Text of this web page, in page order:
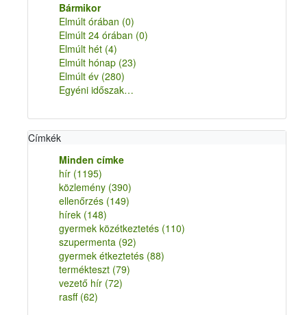
Bármikor
Elmúlt órában (0)
Elmúlt 24 órában (0)
Elmúlt hét (4)
Elmúlt hónap (23)
Elmúlt év (280)
Egyéni időszak…
Címkék
Minden címke
hír (1195)
közlemény (390)
ellenőrzés (149)
hírek (148)
gyermek közétkeztetés (110)
szupermenta (92)
gyermek étkeztetés (88)
termékteszt (79)
vezető hír (72)
rasff (62)